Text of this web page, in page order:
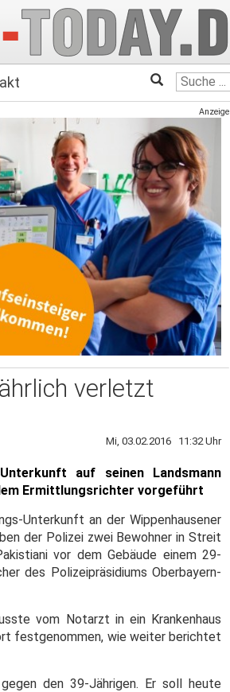
Anzeige
verletzt
Mi, 03.02.2016 11:32 Uhr
auf seinen Landsmann
Ermittlungsrichter vorgeführt
Unterkunft an der Wippenhausener
der Polizei zwei Bewohner in Streit
vor dem Gebäude einem 29-
des Polizeipräsidiums Oberbayern-
vom Notarzt in ein Krankenhaus
festgenommen, wie weiter berichtet
den 39-Jährigen. Er soll heute